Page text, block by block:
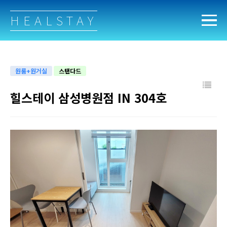
HEALSTAY
원룸+원거실 스탠다드
힐스테이 삼성병원점 IN 304호